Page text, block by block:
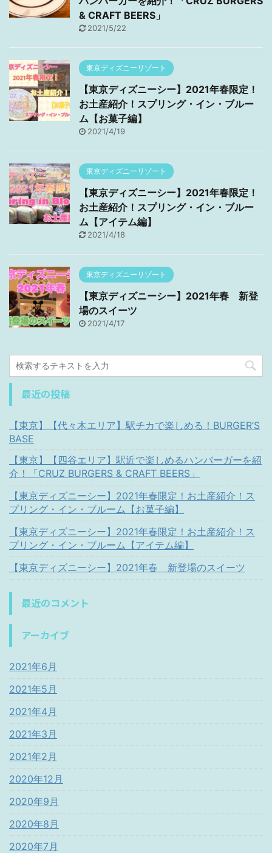
& CRAFT BEERS」
2021/5/22
東京ディズニーリゾート
【東京ディズニーシー】2021年春限定！
お土産紹介！スプリング・イン・ブルー
ム【お菓子編】
2021/4/19
東京ディズニーリゾート
【東京ディズニーシー】2021年春限定！
お土産紹介！スプリング・イン・ブルー
ム【アイテム編】
2021/4/18
東京ディズニーリゾート
【東京ディズニーシー】2021年春 新登
場のスイーツ
2021/4/17
最近の投稿
【東京】【代々木エリア】駅チカで楽しめる！BURGER’S
BASE
【東京】【四谷エリア】駅近で楽しめるハンバーガーを紹
介！「CRUZ BURGERS & CRAFT BEERS」
【東京ディズニーシー】2021年春限定！お土産紹介！ス
プリング・イン・ブルーム【お菓子編】
【東京ディズニーシー】2021年春限定！お土産紹介！ス
プリング・イン・ブルーム【アイテム編】
【東京ディズニーシー】2021年春 新登場のスイーツ
最近のコメント
アーカイブ
2021年6月
2021年5月
2021年4月
2021年3月
2021年2月
2020年12月
2020年9月
2020年8月
2020年7月